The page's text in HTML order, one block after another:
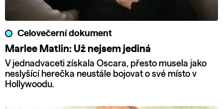
Celovečerní dokument
Marlee Matlin: Už nejsem jediná
V jednadvaceti získala Oscara, přesto musela jako
neslyšící herečka neustále bojovat o své místo v
Hollywoodu.